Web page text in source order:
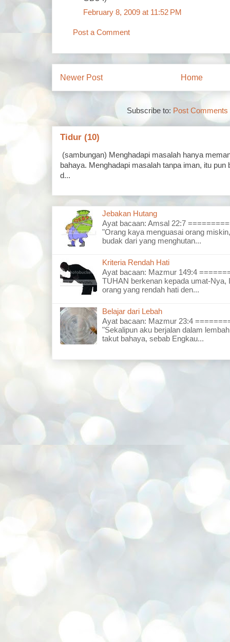
February 8, 2009 at 11:52 PM
Post a Comment
Newer Post Home
Subscribe to: Post Comments
Tidur (10)
(sambungan) Menghadapi masalah hanya
bahaya. Menghadapi masalah tanpa iman, itu
d...
Jebakan Hutang
Ayat bacaan: Amsal 22:7
"Orang kaya menguasai orang
budak dari yang menghutan...
Kriteria Rendah Hati
Ayat bacaan: Mazmur 149:4
TUHAN berkenan kepada umat-Nya,
orang yang rendah hati den...
Belajar dari Lebah
Ayat bacaan: Mazmur 23:4
"Sekalipun aku berjalan dalam
takut bahaya, sebab Engkau...